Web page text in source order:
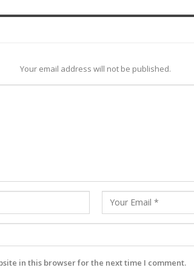
Your email address will not be published.
in this browser for the next time I comment.